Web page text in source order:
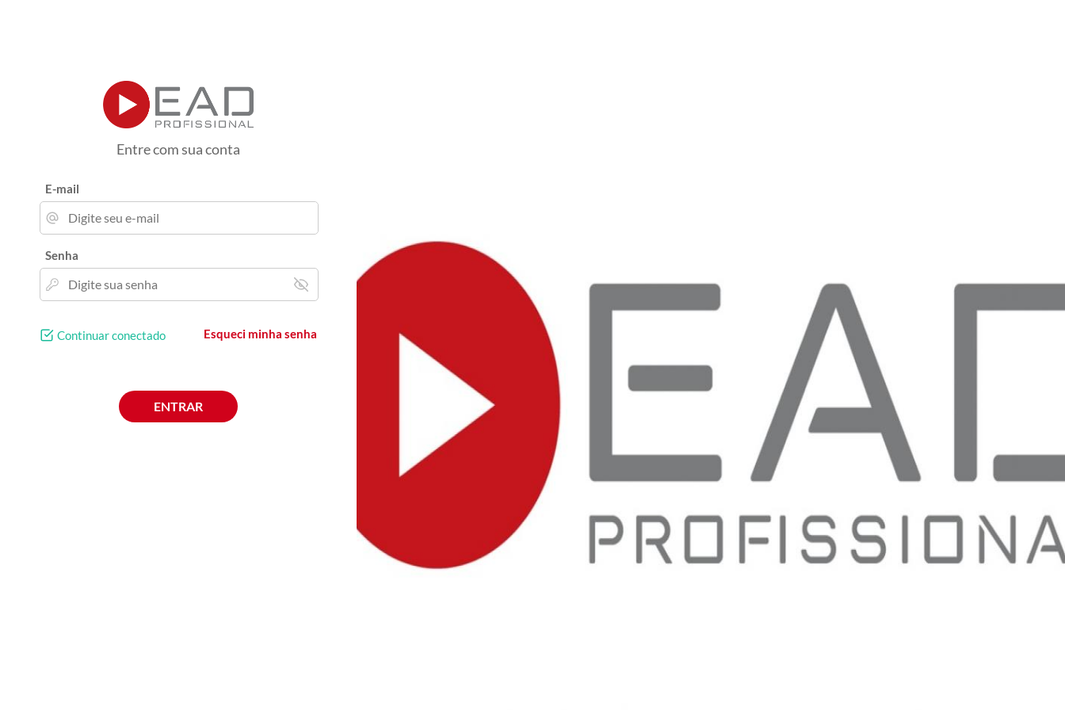
Entre com sua conta
E-mail
Senha
Continuar conectado Esqueci minha senha
ENTRAR